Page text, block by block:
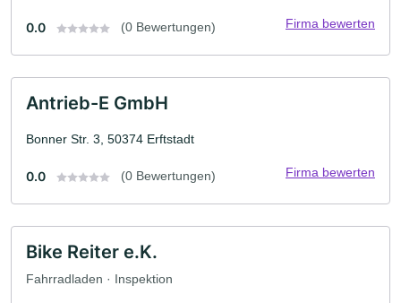
0.0 (0 Bewertungen) Firma bewerten
Antrieb-E GmbH
Bonner Str. 3, 50374 Erftstadt
0.0 (0 Bewertungen) Firma bewerten
Bike Reiter e.K.
Fahrradladen · Inspektion